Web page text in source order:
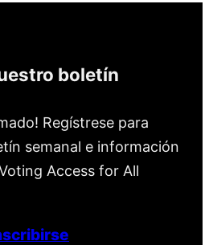
boletín
Regístrese para
semanal e información
Access for All